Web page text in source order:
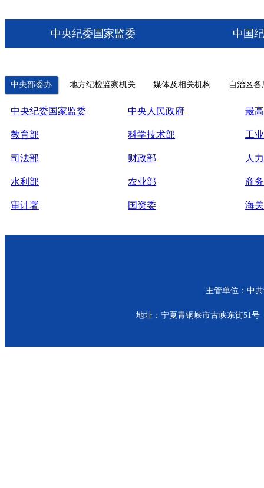
中央纪委国家监委 中国
中央部委办 地方纪检监察机关 媒体及相关机构 自治区
中央纪委国家监委 中央人民政府 最
教育部 科学技术部 工
司法部 财政部 人
水利部 农业部 商
审计署 国资委 海
主管单位：中
地址：宁夏青铜峡市古峡东街51